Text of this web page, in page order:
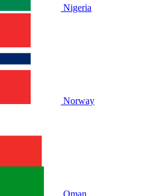
Nigeria
Norway
Oman